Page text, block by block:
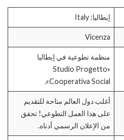
إيطاليا: Italy
Vicenza
منظمة تطوعية في إيطاليا
«Studio Progetto
Cooperativa Social».
أغلب دول العالم متاحة للتقديم
على هذا العمل التطوعي! تحقق
من الإعلان الرسمي أدناه.